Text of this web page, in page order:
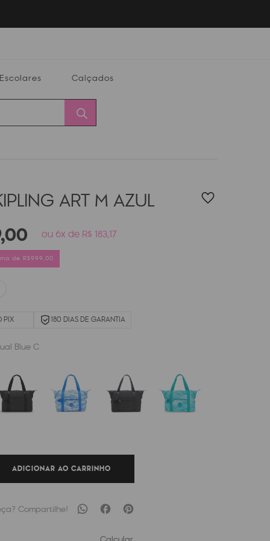
Escolares Calçados
ART M AZUL
,00 ou 6x de R$ 183,17
de R$999,00
PIX 180 DIAS DE GARANTIA
Blue C
ADICIONAR AO CARRINHO